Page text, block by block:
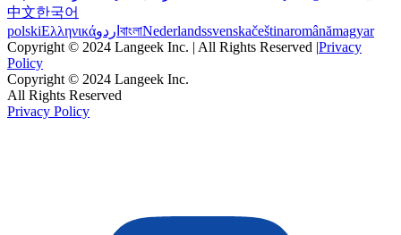
中文한국어
polskiΕλληνικάاردو বাংলাNederlandssvenskačeštinaromânămagyar
Copyright © 2024 Langeek Inc. | All Rights Reserved |Privacy
Policy
Copyright © 2024 Langeek Inc.
All Rights Reserved
Privacy Policy